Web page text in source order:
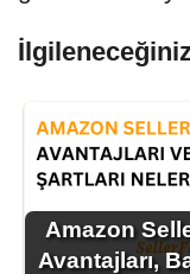
Amazon
Avantajları,